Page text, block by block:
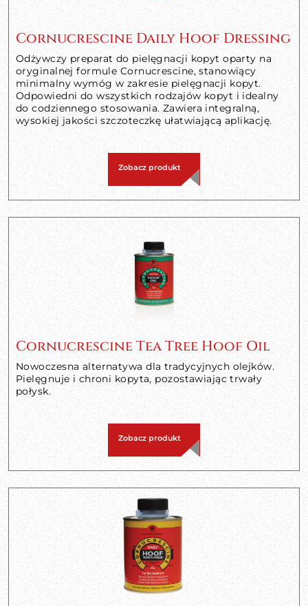
Cornucrescine Daily Hoof Dressing
Odżywczy preparat do pielęgnacji kopyt oparty na
oryginalnej formule Cornucrescine, stanowiący
minimalny wymóg w zakresie pielęgnacji kopyt.
Odpowiedni do wszystkich rodzajów kopyt i idealny
do codziennego stosowania. Zawiera integralną,
wysokiej jakości szczoteczkę ułatwiającą aplikację.
Zobacz produkt
Cornucrescine Tea Tree Hoof Oil
Nowoczesna alternatywa dla tradycyjnych olejków.
Pielęgnuje i chroni kopyta, pozostawiając trwały
połysk.
Zobacz produkt